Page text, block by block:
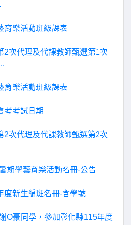
育樂活動班級課表
2次代理及代課教師甄選第1次
育樂活動班級課表
考考試日期
2次代理及代課教師甄選第2次
期學藝育樂活動名冊-公告
度新生編班名冊-含學號
O豪同學，參加彰化縣115年度